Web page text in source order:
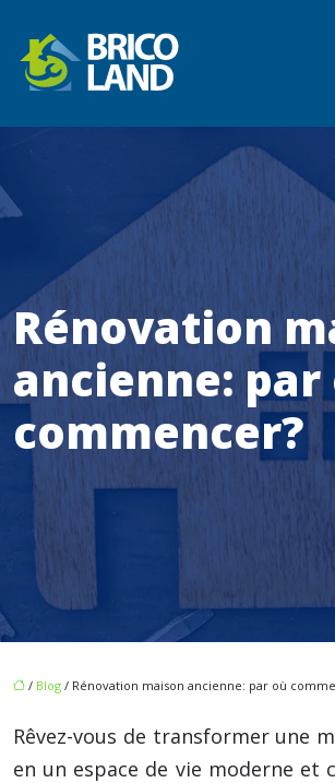
Rénovation
ancienne: par
commencer?
/ Blog / Rénovation maison ancienne: par où
Rêvez-vous de transformer une
en un espace de vie moderne et